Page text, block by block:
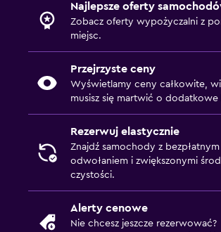
Najlepsze oferty
Zobacz oferty wypożyczalni z
miejsc.
Przejrzyste ceny
Wyświetlamy ceny całkowite,
musisz się martwić o dodatkowe
Rezerwuj elastycznie
Znajdź samochody z bezpłatnym
odwołaniem i zwiększonymi
czystości.
Alerty cenowe
Nie chcesz jeszcze rezerwować?